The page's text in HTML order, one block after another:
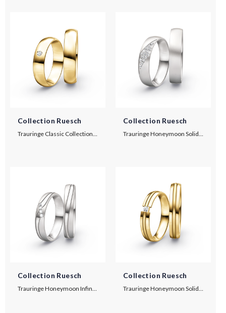
Collection Ruesch
Trauringe Classic Collection F8
Collection Ruesch
Trauringe Honeymoon Solid IX
Collection Ruesch
Trauringe Honeymoon Infinity
Collection Ruesch
Trauringe Honeymoon Solid VIII